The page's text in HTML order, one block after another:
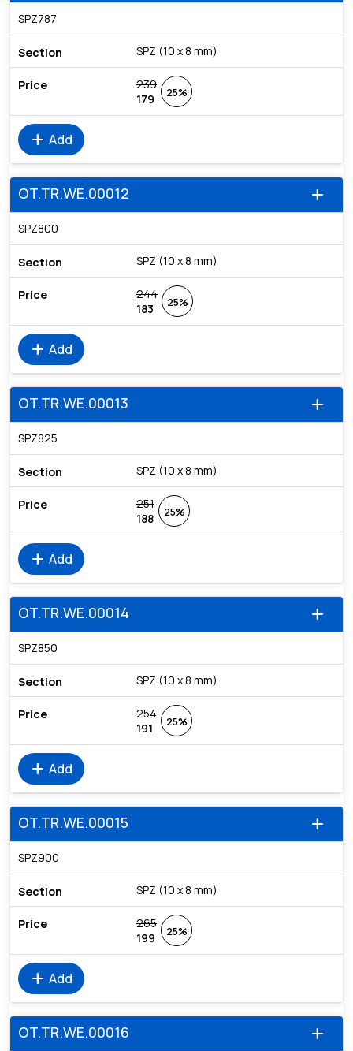
SPZ787
SPZ (10 x 8 mm)
239
179
25%
add Add
add
OT.TR.WE.00012
SPZ800
SPZ (10 x 8 mm)
244
183
25%
add Add
add
OT.TR.WE.00013
SPZ825
SPZ (10 x 8 mm)
251
188
25%
add Add
add
OT.TR.WE.00014
SPZ850
SPZ (10 x 8 mm)
254
191
25%
add Add
add
OT.TR.WE.00015
SPZ900
SPZ (10 x 8 mm)
265
199
25%
add Add
add
OT.TR.WE.00016